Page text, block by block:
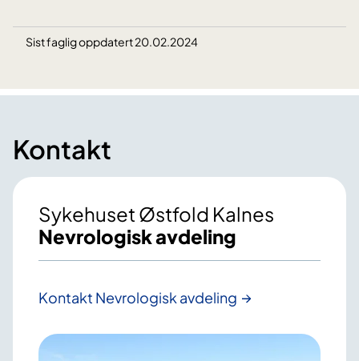
Sist faglig oppdatert 20.02.2024
Kontakt
Sykehuset Østfold Kalnes
Nevrologisk avdeling
Kontakt Nevrologisk avdeling